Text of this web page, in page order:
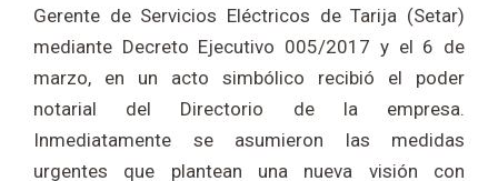
Gerente de Servicios Eléctricos de Tarija (Setar)
mediante Decreto Ejecutivo 005/2017 y el 6 de
marzo, en un acto simbólico recibió el poder
notarial del Directorio de la empresa.
Inmediatamente se asumieron las medidas
urgentes que plantean una nueva visión con